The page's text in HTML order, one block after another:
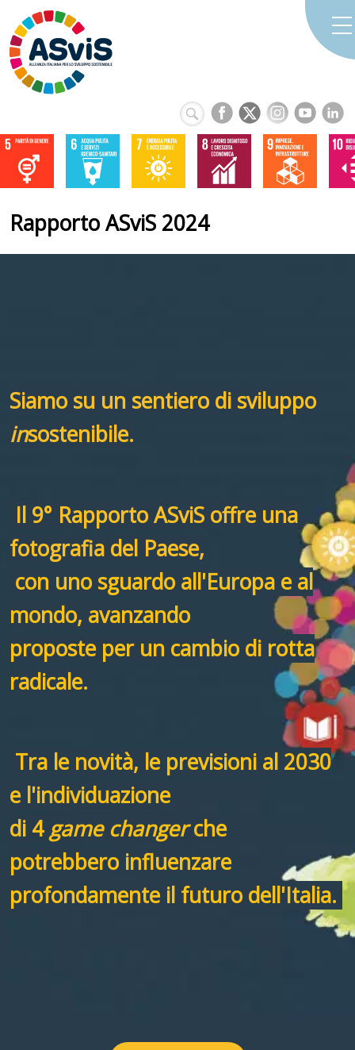
Rapporto ASviS 2024
Siamo su un sentiero di sviluppo
insostenibile.
Il 9° Rapporto ASviS offre una
fotografia del Paese,
con uno sguardo all'Europa e al
mondo, avanzando
proposte per un cambio di rotta
radicale.
Tra le novità, le previsioni al 2030
e l'individuazione
di 4game changerche
potrebbero influenzare
profondamente il futuro dell'Italia.